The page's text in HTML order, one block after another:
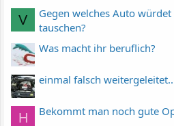
V
Gegen welches Auto
tauschen?
Was macht ihr beruflich?
einmal falsch
H Bekommt man noch gute